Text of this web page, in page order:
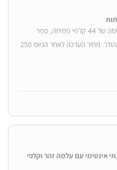
ערכת קלפי אותות בסיסית - חפיסה של 44 קלפי פתיחה, ספר
ביאורים והדרכה במארז קטיפה מהודר. מחיר הערכה לאחר הגיוס 250
אינטימי עם עלמה זהר וקלפי